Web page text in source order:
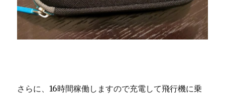
さらに、16時間稼働しますので充電して飛行機に乗